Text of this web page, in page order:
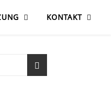
KONTAKT